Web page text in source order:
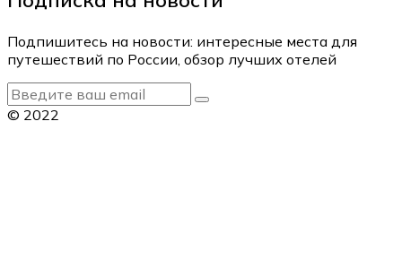
Подпишитесь на новости: интересные места для
путешествий по России, обзор лучших отелей
© 2022